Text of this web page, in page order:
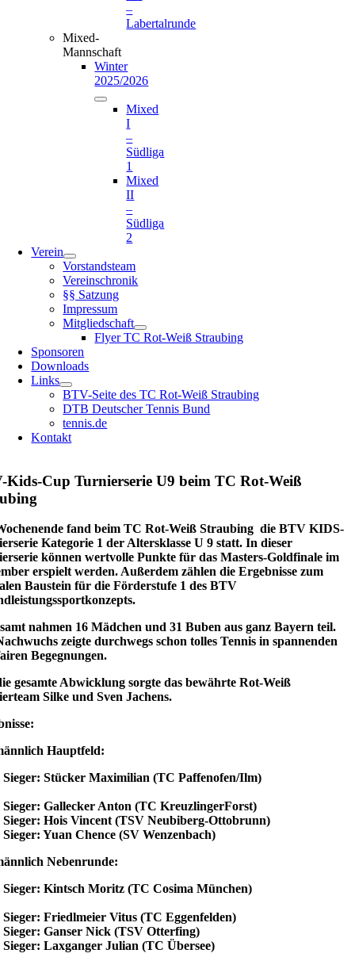
–
Labertalrunde
Mixed-
Mannschaft
Winter
2025/2026
Mixed
I
–
Südliga
1
Mixed
II
–
Südliga
2
Verein
Vorstandsteam
Vereinschronik
§§ Satzung
Impressum
Mitgliedschaft
Flyer TC Rot-Weiß Straubing
Sponsoren
Downloads
Links
BTV-Seite des TC Rot-Weiß Straubing
DTB Deutscher Tennis Bund
tennis.de
Kontakt
Kids-Cup Turnierserie U9 beim TC Rot-Weiß
fand beim TC Rot-Weiß Straubing die BTV KIDS-
Kategorie 1 der Altersklasse U 9 statt. In dieser
können wertvolle Punkte für das Masters-Goldfinale im
erspielt werden. Außerdem zählen die Ergebnisse zum
Baustein für die Förderstufe 1 des BTV
nahmen 16 Mädchen und 31 Buben aus ganz Bayern teil.
zeigte durchwegs schon tolles Tennis in spannenden
Begegnungen.
gesamte Abwicklung sorgte das bewährte Rot-Weiß
Silke und Sven Jachens.
Hauptfeld:
Sieger: Stücker Maximilian (TC Paffenofen/Ilm)
Sieger: Gallecker Anton (TC KreuzlingerForst)
Sieger: Hois Vincent (TSV Neubiberg-Ottobrunn)
Sieger: Yuan Chence (SV Wenzenbach)
Nebenrunde:
Sieger: Kintsch Moritz (TC Cosima München)
Sieger: Friedlmeier Vitus (TC Eggenfelden)
Sieger: Ganser Nick (TSV Otterfing)
Sieger: Laxganger Julian (TC Übersee)